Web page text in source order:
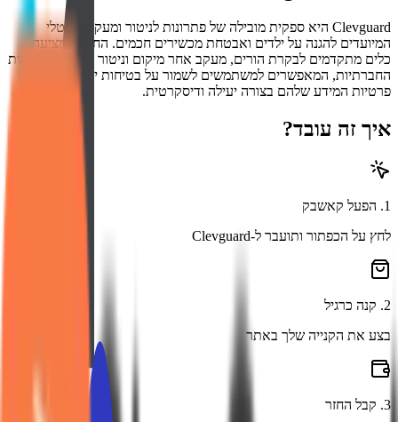
Clevguard היא ספקית מובילה של פתרונות לניטור ומעקב דיגיטלי
המיועדים להגנה על ילדים ואבטחת מכשירים חכמים. החברה מציעה
כלים מתקדמים לבקרת הורים, מעקב אחר מיקום וניטור פעילות ברשתות
החברתיות, המאפשרים למשתמשים לשמור על בטיחות יקיריהם ועל
פרטיות המידע שלהם בצורה יעילה ודיסקרטית.
איך זה עובד?
1
. הפעל קאשבק
לחץ על הכפתור ותועבר ל-Clevguard
2
. קנה כרגיל
בצע את הקנייה שלך באתר
3
. קבל החזר